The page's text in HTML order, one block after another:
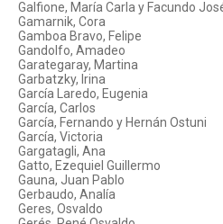
Galfione, María Carla y Facundo
Gamarnik, Cora
Gamboa Bravo, Felipe
Gandolfo, Amadeo
Garategaray, Martina
Garbatzky, Irina
García Laredo, Eugenia
García, Carlos
García, Fernando y Hernán Ostuni
García, Victoria
Gargatagli, Ana
Gatto, Ezequiel Guillermo
Gauna, Juan Pablo
Gerbaudo, Analía
Geres, Osvaldo